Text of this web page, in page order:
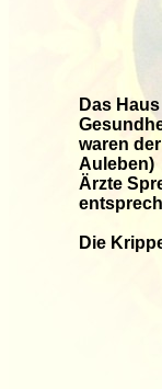
Das
waren
Auleben)
Ärzte
Die